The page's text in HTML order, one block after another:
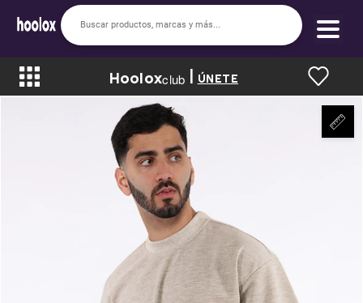
Bienvenido a hoolox
La evolución de la moda en línea.
Iniciar sesión
Inicio
Soy nuevo
Mis compras
Club de Recompensas
Hooloxclub ÚNETE